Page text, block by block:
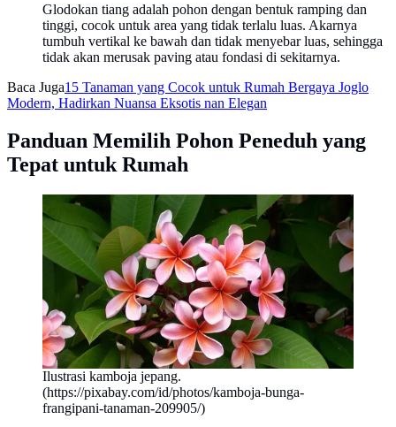
Glodokan tiang adalah pohon dengan bentuk ramping dan
tinggi, cocok untuk area yang tidak terlalu luas. Akarnya
tumbuh vertikal ke bawah dan tidak menyebar luas, sehingga
tidak akan merusak paving atau fondasi di sekitarnya.
Baca Juga15 Tanaman yang Cocok untuk Rumah Bergaya Joglo
Modern, Hadirkan Nuansa Eksotis nan Elegan
Panduan Memilih Pohon Peneduh yang
Tepat untuk Rumah
Ilustrasi kamboja jepang.
(https://pixabay.com/id/photos/kamboja-bunga-
frangipani-tanaman-209905/)